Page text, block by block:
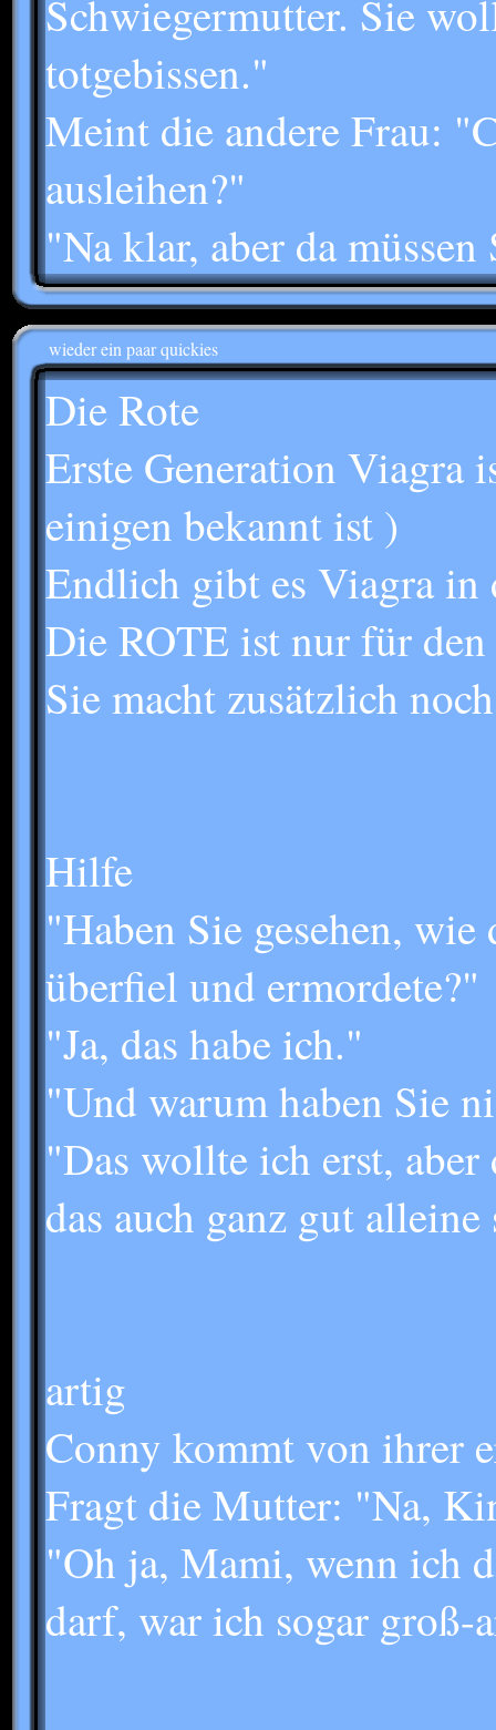
Schwiegermutter. Sie
totgebissen."
Meint die andere Frau:
ausleihen?"
"Na klar, aber da
wieder ein paar quickies
Die Rote
Erste Generation Viagra
einigen bekannt ist )
Endlich gibt es Viagra in
Die ROTE ist nur für den
Sie macht zusätzlich
Hilfe
"Haben Sie gesehen,
überfiel und ermordete?"
"Ja, das habe ich."
"Und warum haben Sie
"Das wollte ich erst, aber
das auch ganz gut
artig
Conny kommt von ihrer
Fragt die Mutter: "Na,
"Oh ja, Mami, wenn ich
darf, war ich sogar